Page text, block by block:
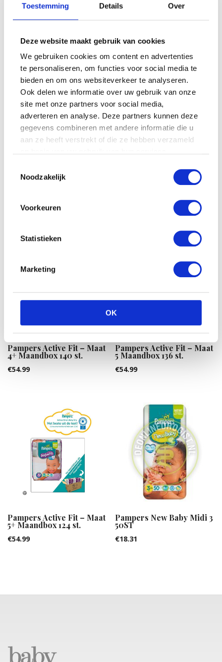
Toestemming Details Over
Deze website maakt gebruik van cookies
We gebruiken cookies om content en advertenties
te personaliseren, om functies voor social media te
bieden en om ons websiteverkeer te analyseren.
Ook delen we informatie over uw gebruik van onze
site met onze partners voor social media,
adverteren en analyse. Deze partners kunnen deze
gegevens combineren met andere informatie die u
aan ze heeft verstrekt of die ze hebben verzameld
Noodzakelijk
Voorkeuren
Statistieken
Marketing
OK
Je e-mailadres wordt niet gepubliceerd.
Vereiste velden zijn
gemarkeerd met*
*
E-mail*
Gerelateerde producten
Pampers Active Fit – Maat
4+ Maandbox 140 st.
€54.99
Pampers Active Fit – Maat
5 Maandbox 136 st.
€54.99
Pampers Active Fit – Maat
5+ Maandbox 124 st.
€54.99
Pampers New Baby Midi 3
50ST
€18.31